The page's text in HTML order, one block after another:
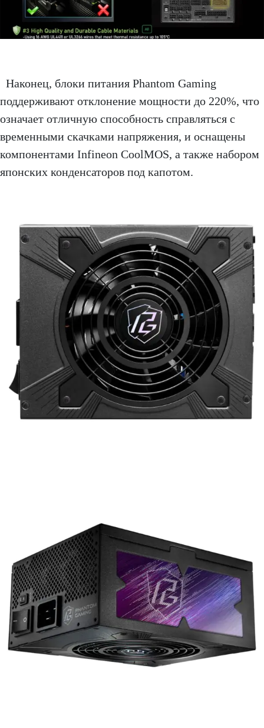
Наконец, блоки питания Phantom Gaming
поддерживают отклонение мощности до 220%, что
означает отличную способность справляться с
временными скачками напряжения, и оснащены
компонентами Infineon CoolMOS, а также набором
японских конденсаторов под капотом.